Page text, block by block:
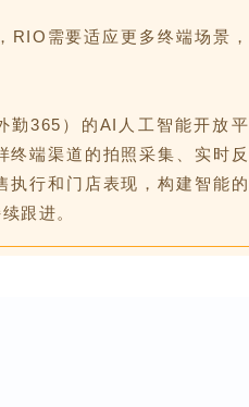
RIO需要适应更多终端场景，
勤365）的AI人工智能开放平
终端渠道的拍照采集、实时反
执行和门店表现，构建智能的
跟进。